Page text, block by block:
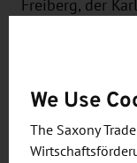
Freiberg, der
tschechischen
We Use
The Saxony